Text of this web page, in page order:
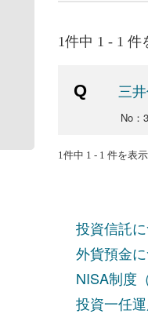
1件中 1 - 1 件
三
No：
1件中 1 - 1 件を表示
投資信託
外貨預金
NISA制度
投資一任